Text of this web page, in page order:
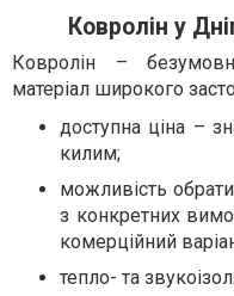
Ковролін у
Ковролін –
матеріал широкого
доступна ціна –
килим;
можливість
з конкретних
комерційний
тепло- та